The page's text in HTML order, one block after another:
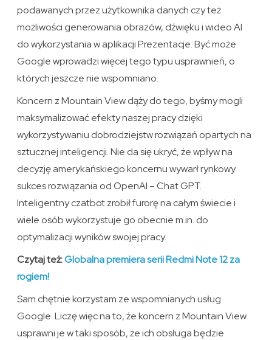
podawanych przez użytkownika danych czy też
możliwości generowania obrazów, dźwięku i wideo AI
do wykorzystania w aplikacji Prezentacje. Być może
Google wprowadzi więcej tego typu usprawnień, o
których jeszcze nie wspomniano.
Koncern z Mountain View dąży do tego, byśmy mogli
maksymalizować efekty naszej pracy dzięki
wykorzystywaniu dobrodziejstw rozwiązań opartych na
sztucznej inteligencji. Nie da się ukryć, że wpływ na
decyzję amerykańskiego koncernu wywarł rynkowy
sukces rozwiązania od OpenAI – Chat GPT.
Inteligentny czatbot zrobił furorę na całym świecie i
wiele osób wykorzystuje go obecnie m.in. do
optymalizacji wyników swojej pracy.
Czytaj też:Globalna premiera serii Redmi Note 12 za
rogiem!
Sam chętnie korzystam ze wspomnianych usług
Google. Liczę więc na to, że koncern z Mountain View
usprawni je w taki sposób, że ich obsługa będzie